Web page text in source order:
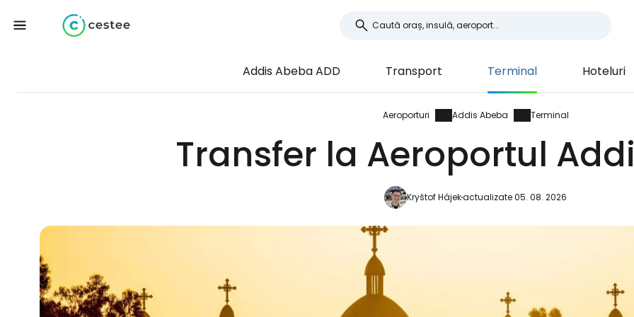
Addis Abeba ADD Transport Terminal Hoteluri
Aeroporturi Addis Abeba Terminal
Transfer la Aeroportul
Kryštof Hájekactualizate 05. 08. 2026